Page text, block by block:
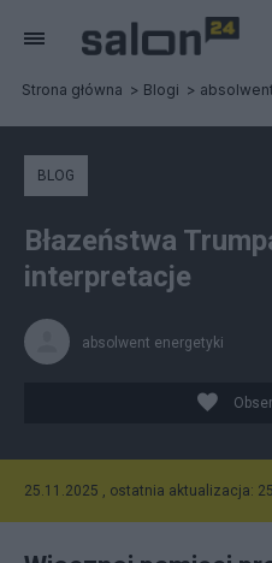
Strona główna Blogi
BLOG
Błazeństwa
interpretacje
absolwent energetyki
25.11.2025 , ostatnia aktualizacja: